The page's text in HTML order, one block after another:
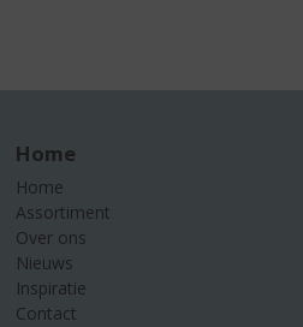
Home
Home
Assortiment
Over ons
Nieuws
Inspiratie
Contact